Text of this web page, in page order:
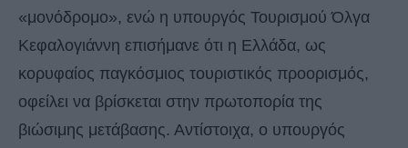
«μονόδρομο», ενώ η υπουργός Τουρισμού Όλγα
Κεφαλογιάννη επισήμανε ότι η Ελλάδα, ως
κορυφαίος παγκόσμιος τουριστικός προορισμός,
οφείλει να βρίσκεται στην πρωτοπορία της
βιώσιμης μετάβασης. Αντίστοιχα, ο υπουργός